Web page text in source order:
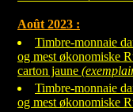
Août 2023 :
Timbre-monnaie
og mest økonomiske
carton jaune
Timbre-monnaie
og mest økonomiske